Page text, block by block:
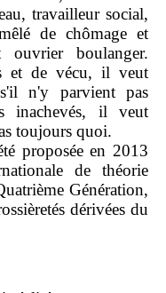
travailleur social,
de chômage et
ouvrier boulanger.
et de vécu, il veut
n'y parvient pas
inachevés, il veut
toujours quoi.
proposée en 2013
de théorie
Génération,
dérivées du